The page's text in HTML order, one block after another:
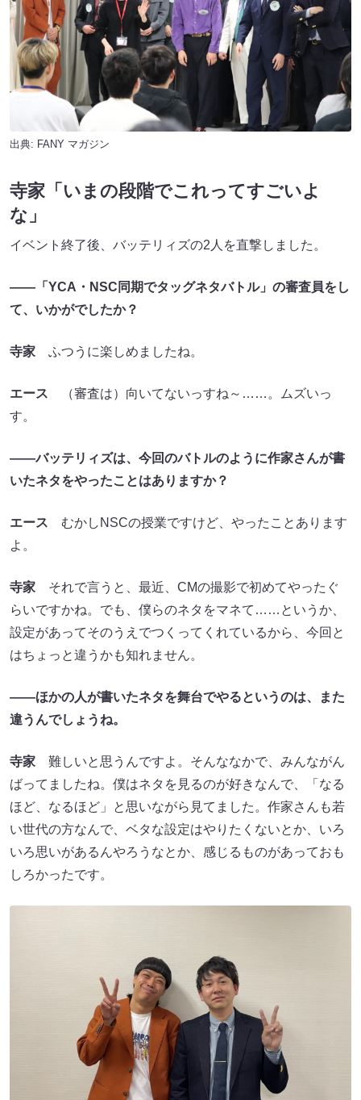
出典: FANY マガジン
寺家「いまの段階でこれってすごいよ
な」
イベント終了後、バッテリィズの2人を直撃しました。
――「YCA・NSC同期でタッグネタバトル」の審査員をし
て、いかがでしたか？
寺家 ふつうに楽しめましたね。
エース （審査は）向いてないっすね～……。ムズいっ
す。
――バッテリィズは、今回のバトルのように作家さんが書
いたネタをやったことはありますか？
エース むかしNSCの授業ですけど、やったことあります
よ。
寺家 それで言うと、最近、CMの撮影で初めてやったぐ
らいですかね。でも、僕らのネタをマネて……というか、
設定があってそのうえでつくってくれているから、今回と
はちょっと違うかも知れません。
――ほかの人が書いたネタを舞台でやるというのは、また
違うんでしょうね。
寺家 難しいと思うんですよ。そんななかで、みんながん
ばってましたね。僕はネタを見るのが好きなんで、「なる
ほど、なるほど」と思いながら見てました。作家さんも若
い世代の方なんで、ベタな設定はやりたくないとか、いろ
いろ思いがあるんやろうなとか、感じるものがあっておも
しろかったです。